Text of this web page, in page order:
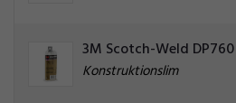
3M Scotch-Weld DP760
Konstruktionslim